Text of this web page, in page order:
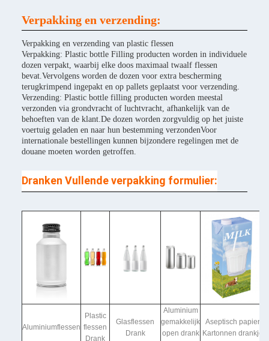
Verpakking en verzending:
Verpakking en verzending van plastic flessen
Verpakking: Plastic bottle Filling producten worden in individuele
dozen verpakt, waarbij elke doos maximaal twaalf flessen
bevat.Vervolgens worden de dozen voor extra bescherming
terugkrimpend ingepakt en op pallets geplaatst voor verzending.
Verzending: Plastic bottle filling producten worden meestal
verzonden via grondvracht of luchtvracht, afhankelijk van de
behoeften van de klant.De dozen worden zorgvuldig op het juiste
voertuig geladen en naar hun bestemming verzondenVoor
internationale bestellingen kunnen bijzondere regelingen met de
douane moeten worden getroffen.
Dranken Vullende verpakking formulier:
Aluminiumflessen
Plastic
flessen
Drank
Glasflessen
Drank
Aluminium
gemakkelijk
open drank
Aseptisch papier
Kartonnen drankje